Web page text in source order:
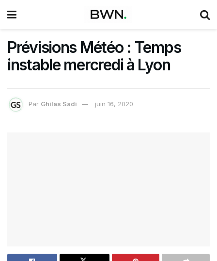
Prévisions Météo : Temps
instable mercredi à Lyon
Par Ghilas Sadi juin 16, 2020